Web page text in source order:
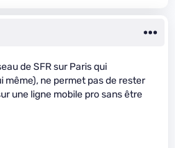
de SFR sur Paris qui
même), ne permet pas de rester
une ligne mobile pro sans être